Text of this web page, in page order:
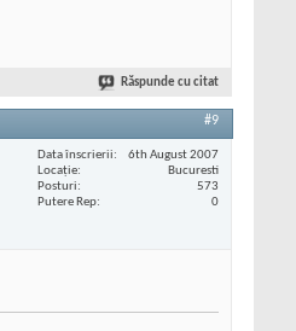
Răspunde cu citat
#9
Data înscrierii
6th August 2007
Locaţie
Bucuresti
Posturi
573
Putere Rep
0